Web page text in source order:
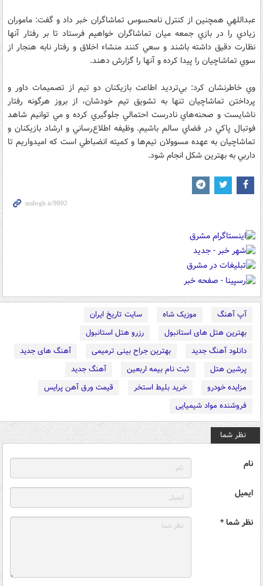
عبداللهي همچنين از کنترل نامحسوس تماشاگران خبر داد و گفت: ماموران
زيادي را در بازي جمعه ميان تماشاگران خواهيم فرستاد تا بر رفتار آنها
نظارت دقيق داشته باشند و سعي کنند منشاء اخلاق و رفتار نابه هنجار از
سوي تماشاچيان را پيدا کرده و آنها را گزارش دهند.
وي خاطرنشان کرد: بي‌ترديد اطاعت بازيکنان دو تيم از تصميمات داور و
پرداختن تماشاچيان تنها به تشويق تيم خودشان، از بروز هرگونه رفتار
ناشايست و صحنه‌هاي نادرست احتمالي جلوگيري کرده و مي توانيم شاهد
فوتبال پاکي در فضاي سالم باشيم. وظيفه اطلاع‌رساني و ارشاد بازيکنان و
تماشاچيان به عهده مسوولان تيم‌ها و کميته انضباطي است که اميدواريم تا
داربي به بهترين شکل انجام شود.
آپ آهنگ موزیک شاه
سایت تاریخ ایران
بهترین هتل های استانبول
رزرو هتل استانبول
دانلود آهنگ جدید
بهترین جراح بینی ترمیمی
آهنگ های جدید
پرشین هتل
ثبت نام بیمه اربعین
آهنگ جدید
مزایده خودرو
خرید بلیط استخر
قیمت ورق آهن پرایس
فروشنده مواد شیمیایی
نظر شما
نام
ایمیل
نظر شما *